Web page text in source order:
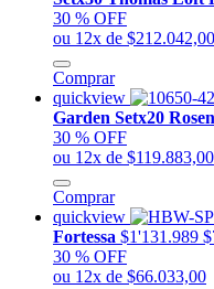
30 % OFF
ou 12x de $212.042,00
Comprar
quickview
Garden Setx20
30 % OFF
ou 12x de $119.883,00
Comprar
quickview
Fortessa $1'131.989
30 % OFF
ou 12x de $66.033,00